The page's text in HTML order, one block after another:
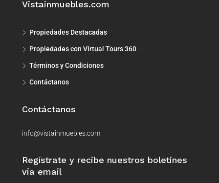
Vistainmuebles.com
Propiedades Destacadas
Propiedades con Virtual Tours 360
Términos y Condiciones
Contáctanos
Contáctanos
info@vistainmuebles.com
Regístrate y recibe nuestros boletines
via email